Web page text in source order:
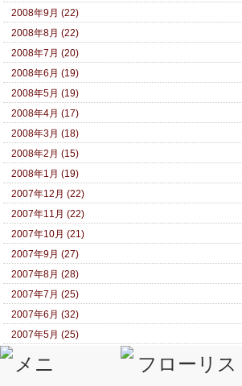
2008年9月 (22)
2008年8月 (22)
2008年7月 (20)
2008年6月 (19)
2008年5月 (19)
2008年4月 (17)
2008年3月 (18)
2008年2月 (15)
2008年1月 (19)
2007年12月 (22)
2007年11月 (22)
2007年10月 (21)
2007年9月 (27)
2007年8月 (28)
2007年7月 (25)
2007年6月 (32)
2007年5月 (25)
2007年4月 (28)
2007年3月 (29)